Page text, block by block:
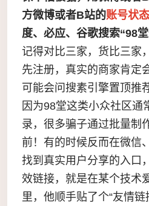
方微博或者B站的账号状
度、必应、谷歌搜索“98
记得对比三家，货比三家
先注册，真实的商家肯定
可能会问搜素引擎置顶推
因为98堂这类小众社区通
录，很多骗子通过批量制
前！有的时候反而在微信
找到真实用户分享的入口
效链接，就是在某个技术
里，他顺手贴了个“友情